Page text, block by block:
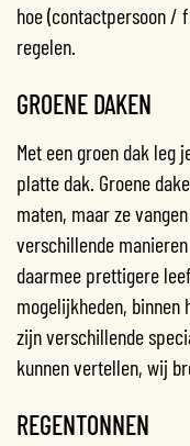
hoe (contactpersoon /
regelen.
GROENE DAKEN
Met een groen dak leg
platte dak. Groene
maten, maar ze
verschillende
daarmee prettigere
mogelijkheden, binnen
zijn verschillende
kunnen vertellen, wij
REGENTONNEN